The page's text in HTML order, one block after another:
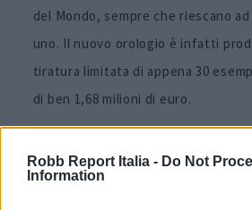
Robb Report Italia - Do Not
Information
del Mondo, sempre che riescano
uno. Il nuovo orologio è infatti
tiratura limitata di appena 30
di ben 1,68 milioni di euro.